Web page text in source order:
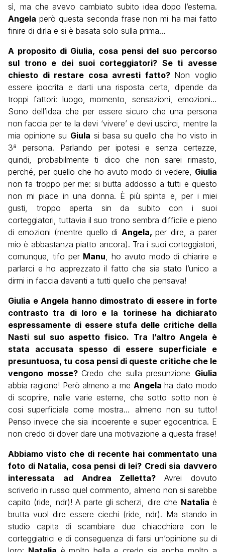
sì, ma che avevo cambiato subito idea dopo l’esterna.
Angela però questa seconda frase non mi ha mai fatto
finire di dirla e si è basata solo sulla prima…
A proposito di Giulia, cosa pensi del suo percorso
sul trono e dei suoi corteggiatori? Se ti avesse
chiesto di restare cosa avresti fatto? Non voglio
essere ipocrita e darti una risposta certa, dipende da
troppi fattori: luogo, momento, sensazioni, emozioni…
Sono dell’idea che per essere sicuro che una persona
non faccia per te la devi ‘vivere’ e devi uscirci, mentre la
mia opinione su Giula si basa su quello che ho visto in
3ª persona. Parlando per ipotesi e senza certezze,
quindi, probabilmente ti dico che non sarei rimasto,
perché, per quello che ho avuto modo di vedere, Giulia
non fa troppo per me: si butta addosso a tutti e questo
non mi piace in una donna. È più spinta e, per i miei
gusti, troppo aperta sin da subito con i suoi
corteggiatori, tuttavia il suo trono sembra difficile e pieno
di emozioni (mentre quello di Angela,per dire, a parer
mio è abbastanza piatto ancora). Tra i suoi corteggiatori,
comunque, tifo per Manu, ho avuto modo di chiarire e
parlarci e ho apprezzato il fatto che sia stato l’unico a
dirmi in faccia davanti a tutti quello che pensava!
Giulia e Angela hanno dimostrato di essere in forte
contrasto tra di loro e la torinese ha dichiarato
espressamente di essere stufa delle critiche della
Nasti sul suo aspetto fisico. Tra l’altro Angela è
stata accusata spesso di essere superficiale e
presuntuosa, tu cosa pensi di queste critiche che le
vengono mosse? Credo che sulla presunzione Giulia
abbia ragione! Però almeno a me Angela ha dato modo
di scoprire, nelle varie esterne, che sotto sotto non è
cosi superficiale come mostra… almeno non su tutto!
Penso invece che sia incoerente e super egocentrica. E
non credo di dover dare una motivazione a questa frase!
Abbiamo visto che di recente hai commentato una
foto di Natalia, cosa pensi di lei? Credi sia davvero
interessata ad Andrea Zelletta?Avrei dovuto
scriverlo in russo quel commento, almeno non si sarebbe
capito (ride, ndr)! A parte gli scherzi, dire che Natalia è
brutta vuol dire essere ciechi (ride, ndr). Ma stando in
studio capita di scambiare due chiacchiere con le
corteggiatrici e di conseguenza di farsi un’opinione su di